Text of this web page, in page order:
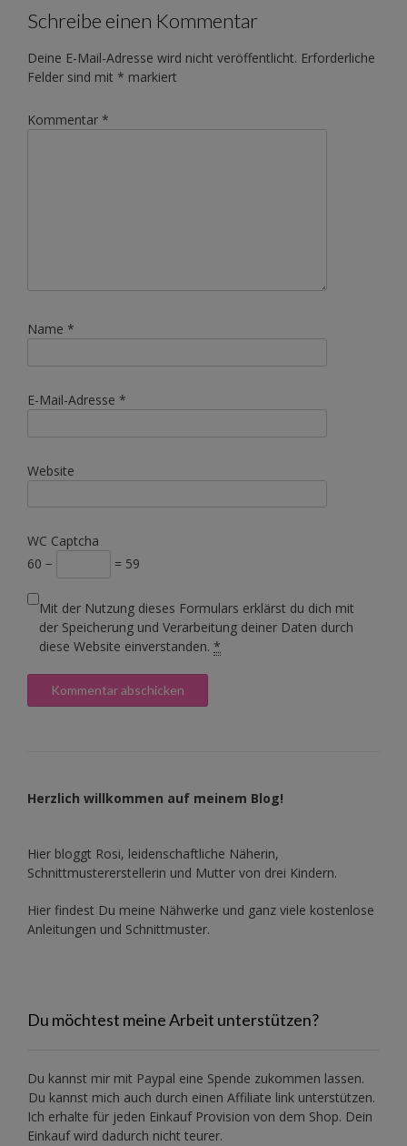
Schreibe einen Kommentar
Deine E-Mail-Adresse wird nicht veröffentlicht. Erforderliche
Felder sind mit * markiert
Kommentar *
Name *
E-Mail-Adresse *
Website
WC Captcha
60 −
= 59
Mit der Nutzung dieses Formulars erklärst du dich mit
der Speicherung und Verarbeitung deiner Daten durch
diese Website einverstanden. *
Herzlich willkommen auf meinem Blog!
Hier bloggt Rosi, leidenschaftliche Näherin,
Schnittmustererstellerin und Mutter von drei Kindern.
Hier findest Du meine Nähwerke und ganz viele kostenlose
Anleitungen und Schnittmuster.
Du möchtest meine Arbeit unterstützen?
Du kannst mir mit Paypal eine Spende zukommen lassen.
Du kannst mich auch durch einen Affiliate link unterstützen.
Ich erhalte für jeden Einkauf Provision von dem Shop. Dein
Einkauf wird dadurch nicht teurer.